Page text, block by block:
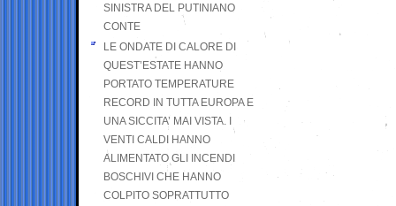
SINISTRA DEL PUTINIANO
CONTE
LE ONDATE DI CALORE DI
QUEST’ESTATE HANNO
PORTATO TEMPERATURE
RECORD IN TUTTA EUROPA E
UNA SICCITA’ MAI VISTA. I
VENTI CALDI HANNO
ALIMENTATO GLI INCENDI
BOSCHIVI CHE HANNO
COLPITO SOPRATTUTTO